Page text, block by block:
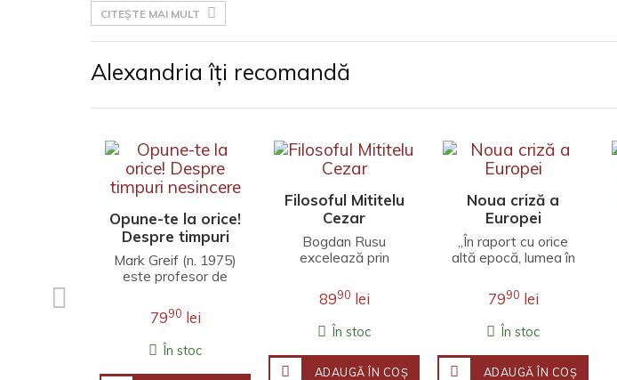
CITEȘTE MAI MULT
Alexandria îți recomandă
Opune-te la orice!
Despre timpuri
nesincere
Mark Greif (n. 1975)
este profesor de
Universitatea
Stanford. Fineţea
observaţ..
7990 lei
În stoc
Filosoful Mititelu
Cezar
Bogdan Rusu
excelează prin
interpretări care
îmbină erudiția
filosofică,
investigația j..
8990 lei
În stoc
ADAUGĂ ÎN COŞ
Noua criză a
Europei
„În raport cu orice
altă epocă, lumea în
diferită. Concentrări
de putere
industrială..
7990 lei
În stoc
ADAUGĂ ÎN COŞ